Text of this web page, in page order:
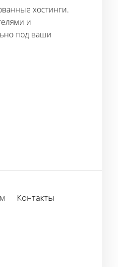
хостинги.
и
под ваши
Контакты